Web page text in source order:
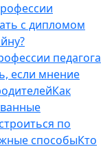
с дипломом
педагога
если мнение
Как
по
способыКто